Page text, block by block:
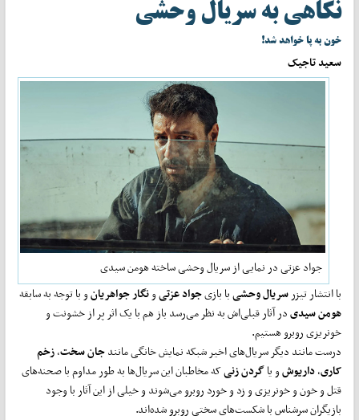
نکاهی به سریال وحشی
خون به پا خواهد شد!
سعید تاجیک
جواد عزتی در نمایی از سریال وحشی ساخته هومن سیدی
با انتشار تیزر سریال وحشیبا بازیجواد عزتیو‌نگار جواهریانو با توجه به سابقه
هومن سیدیدر آثار قبلی‌اش به نظر می‌رسد باز هم با یک اثر پر از خشونت و
خونریزی روبرو هستیم.
درست مانند دیگر سریال‌های اخیر شبکه نمایش خانگی مانندجان سخت،زخم
کاری،داریوشو یاگردن زنیکه مخاطبان این سریال‌ها به طور مداوم با صحنه‌های
قتل و خون و خونریزی و زد و خورد روبرو می‌شوند و خیلی از این آثار با وجود
بازیگران سرشناس با شکست‌های سختی روبرو شده‌اند.